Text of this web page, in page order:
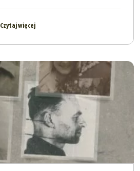
Czytaj więcej